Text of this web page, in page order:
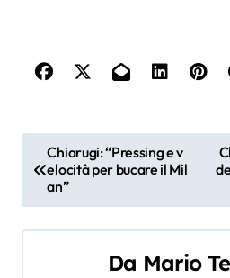
a
v
Chiarugi: “Pressing e v
elocità per bucare il Mil
an”
Da Mario